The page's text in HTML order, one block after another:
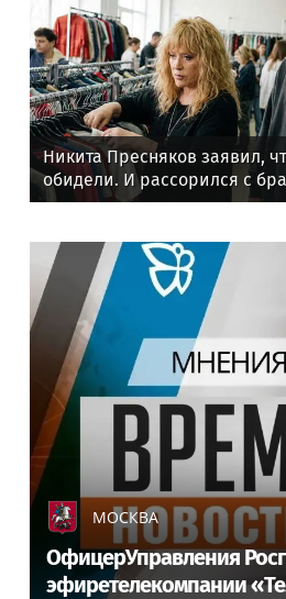
Никита Пресняков заявил,
обидели. И рассорился с
политики
МОСКВА
ОфицерУправления
эфиретелекомпании